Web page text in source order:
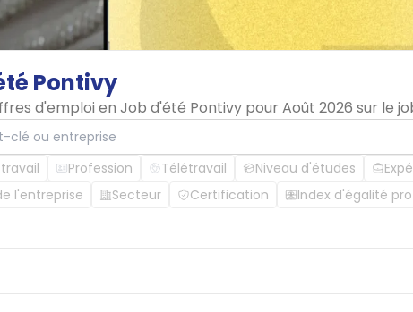
Pontivy
d'emploi en Job d'été Pontivy pour Août 2026 sur le
ou entreprise
Profession Télétravail Niveau d'études
l'entreprise Secteur Certification Index d'égalité